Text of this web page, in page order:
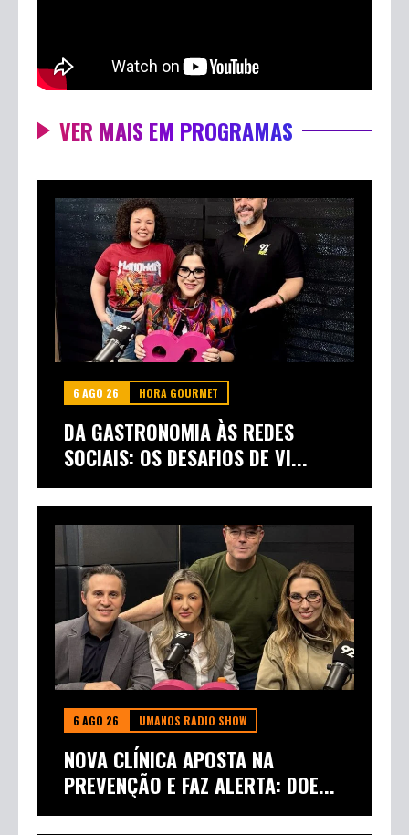
VER MAIS EM PROGRAMAS
6 AGO 26 HORA GOURMET
DA GASTRONOMIA ÀS REDES
SOCIAIS: OS DESAFIOS DE VI...
6 AGO 26 UMANOS RADIO SHOW
NOVA CLÍNICA APOSTA NA
PREVENÇÃO E FAZ ALERTA: DOE...